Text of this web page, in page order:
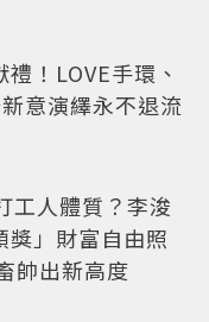
！LOVE手環、
意演繹永不退流
工人體質？李浚
獎」財富自由照
帥出新高度